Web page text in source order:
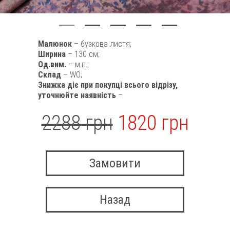
Малюнок – бузкова листя;
Ширина – 130 см;
Од.вим. – м.п.;
Склад – WO;
Знижка діє при покупці всього відрізу,
уточнюйте наявність –
2288 грн 1820 грн
Замовити
Назад